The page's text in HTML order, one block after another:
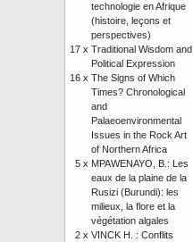
technologie en Afrique
(histoire, leçons et
perspectives)
17 x Traditional Wisdom and
Political Expression
16 x The Signs of Which
Times? Chronological
and
Palaeoenvironmental
Issues in the Rock Art
of Northern Africa
5 x MPAWENAYO, B.: Les
eaux de la plaine de la
Rusizi (Burundi): les
milieux, la flore et la
végétation algales
2 x VINCK H. : Conflits